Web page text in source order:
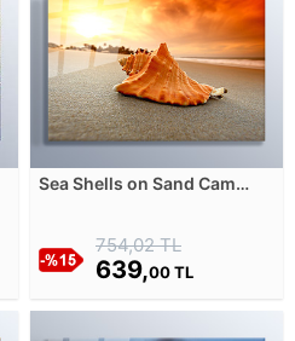
Sea Shells on Sand Cam
754,02 TL
639,00 TL